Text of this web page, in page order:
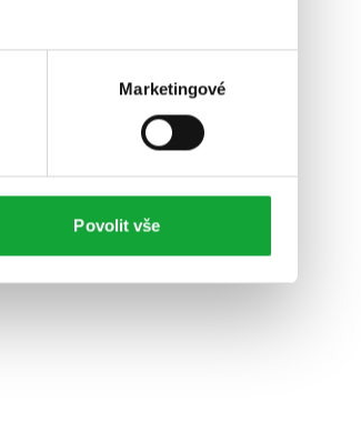
Marketingové
Povolit vše